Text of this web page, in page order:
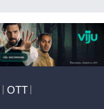
ОТТ